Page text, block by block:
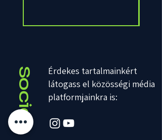
Social
Érdekes tartalmainkért
látogass el közösségi média
platformjainkra is: